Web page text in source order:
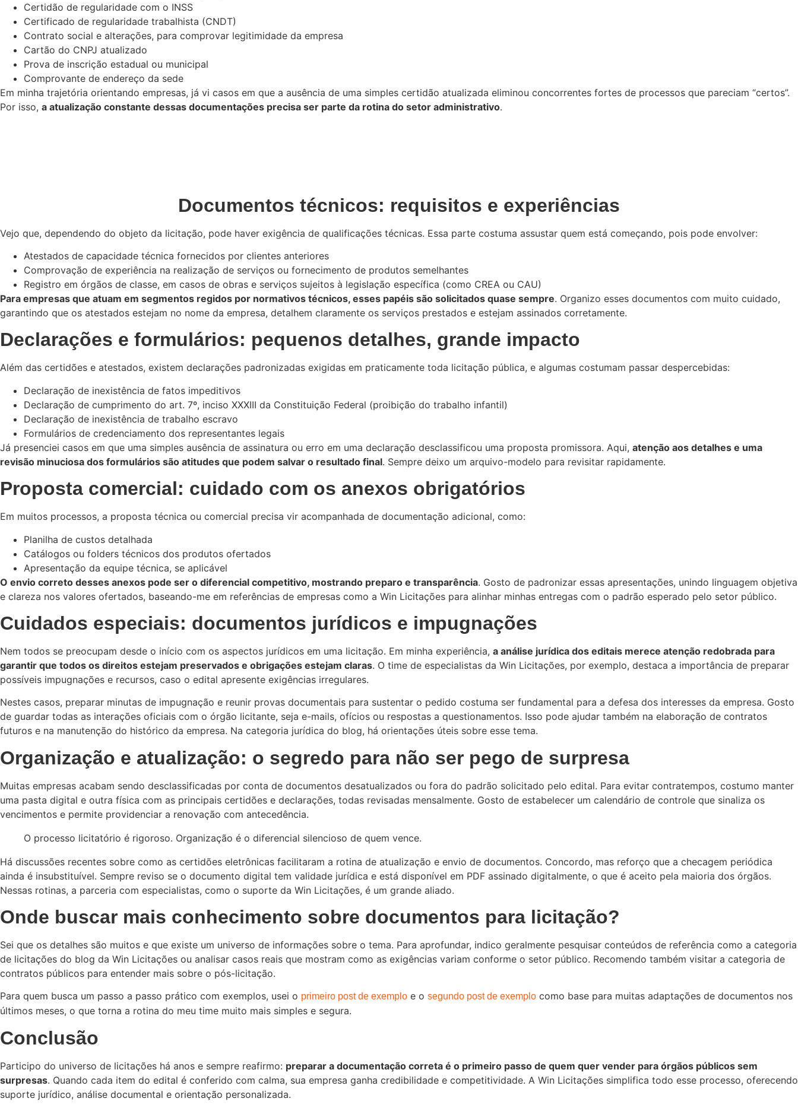
Certidão de regularidade com o INSS
Certificado de regularidade trabalhista (CNDT)
Contrato social e alterações, para comprovar legitimidade da empresa
Cartão do CNPJ atualizado
Prova de inscrição estadual ou municipal
Comprovante de endereço da sede
Em minha trajetória orientando empresas, já vi casos em que a ausência de uma simples certidão atualizada eliminou concorrentes fortes de processos que pareciam “certos”.
Por isso, a atualização constante dessas documentações precisa ser parte da rotina do setor administrativo.
Documentos técnicos: requisitos e experiências
Vejo que, dependendo do objeto da licitação, pode haver exigência de qualificações técnicas. Essa parte costuma assustar quem está começando, pois pode envolver:
Atestados de capacidade técnica fornecidos por clientes anteriores
Comprovação de experiência na realização de serviços ou fornecimento de produtos semelhantes
Registro em órgãos de classe, em casos de obras e serviços sujeitos à legislação específica (como CREA ou CAU)
Para empresas que atuam em segmentos regidos por normativos técnicos, esses papéis são solicitados quase sempre. Organizo esses documentos com muito cuidado,
garantindo que os atestados estejam no nome da empresa, detalhem claramente os serviços prestados e estejam assinados corretamente.
Declarações e formulários: pequenos detalhes, grande impacto
Além das certidões e atestados, existem declarações padronizadas exigidas em praticamente toda licitação pública, e algumas costumam passar despercebidas:
Declaração de inexistência de fatos impeditivos
Declaração de cumprimento do art. 7º, inciso XXXIII da Constituição Federal (proibição do trabalho infantil)
Declaração de inexistência de trabalho escravo
Formulários de credenciamento dos representantes legais
Já presenciei casos em que uma simples ausência de assinatura ou erro em uma declaração desclassificou uma proposta promissora. Aqui, atenção aos detalhes e uma
revisão minuciosa dos formulários são atitudes que podem salvar o resultado final. Sempre deixo um arquivo-modelo para revisitar rapidamente.
Proposta comercial: cuidado com os anexos obrigatórios
Em muitos processos, a proposta técnica ou comercial precisa vir acompanhada de documentação adicional, como:
Planilha de custos detalhada
Catálogos ou folders técnicos dos produtos ofertados
Apresentação da equipe técnica, se aplicável
O envio correto desses anexos pode ser o diferencial competitivo, mostrando preparo e transparência. Gosto de padronizar essas apresentações, unindo linguagem objetiva
e clareza nos valores ofertados, baseando-me em referências de empresas como a Win Licitações para alinhar minhas entregas com o padrão esperado pelo setor público.
Cuidados especiais: documentos jurídicos e impugnações
Nem todos se preocupam desde o início com os aspectos jurídicos em uma licitação. Em minha experiência, a análise jurídica dos editais merece atenção redobrada para
garantir que todos os direitos estejam preservados e obrigações estejam claras. O time de especialistas da Win Licitações, por exemplo, destaca a importância de preparar
possíveis impugnações e recursos, caso o edital apresente exigências irregulares.
Nestes casos, preparar minutas de impugnação e reunir provas documentais para sustentar o pedido costuma ser fundamental para a defesa dos interesses da empresa. Gosto
de guardar todas as interações oficiais com o órgão licitante, seja e-mails, ofícios ou respostas a questionamentos. Isso pode ajudar também na elaboração de contratos
futuros e na manutenção do histórico da empresa. Na categoria jurídica do blog, há orientações úteis sobre esse tema.
Organização e atualização: o segredo para não ser pego de surpresa
Muitas empresas acabam sendo desclassificadas por conta de documentos desatualizados ou fora do padrão solicitado pelo edital. Para evitar contratempos, costumo manter
uma pasta digital e outra física com as principais certidões e declarações, todas revisadas mensalmente. Gosto de estabelecer um calendário de controle que sinaliza os
vencimentos e permite providenciar a renovação com antecedência.
O processo licitatório é rigoroso. Organização é o diferencial silencioso de quem vence.
Há discussões recentes sobre como as certidões eletrônicas facilitaram a rotina de atualização e envio de documentos. Concordo, mas reforço que a checagem periódica
ainda é insubstituível. Sempre reviso se o documento digital tem validade jurídica e está disponível em PDF assinado digitalmente, o que é aceito pela maioria dos órgãos.
Nessas rotinas, a parceria com especialistas, como o suporte da Win Licitações, é um grande aliado.
Onde buscar mais conhecimento sobre documentos para licitação?
Sei que os detalhes são muitos e que existe um universo de informações sobre o tema. Para aprofundar, indico geralmente pesquisar conteúdos de referência como a categoria
de licitações do blog da Win Licitações ou analisar casos reais que mostram como as exigências variam conforme o setor público. Recomendo também visitar a categoria de
contratos públicos para entender mais sobre o pós-licitação.
Para quem busca um passo a passo prático com exemplos, usei o primeiro post de exemplo e o segundo post de exemplo como base para muitas adaptações de documentos nos
últimos meses, o que torna a rotina do meu time muito mais simples e segura.
Conclusão
Participo do universo de licitações há anos e sempre reafirmo: preparar a documentação correta é o primeiro passo de quem quer vender para órgãos públicos sem
surpresas. Quando cada item do edital é conferido com calma, sua empresa ganha credibilidade e competitividade. A Win Licitações simplifica todo esse processo, oferecendo
suporte jurídico, análise documental e orientação personalizada.